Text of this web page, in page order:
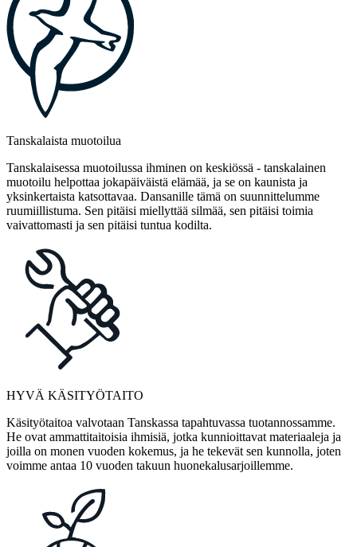
Tanskalaista muotoilua
Tanskalaisessa muotoilussa ihminen on keskiössä - tanskalainen
muotoilu helpottaa jokapäiväistä elämää, ja se on kaunista ja
yksinkertaista katsottavaa. Dansanille tämä on suunnittelumme
ruumiillistuma. Sen pitäisi miellyttää silmää, sen pitäisi toimia
vaivattomasti ja sen pitäisi tuntua kodilta.
HYVÄ KÄSITYÖTAITO
Käsityötaitoa valvotaan Tanskassa tapahtuvassa tuotannossamme.
He ovat ammattitaitoisia ihmisiä, jotka kunnioittavat materiaaleja ja
joilla on monen vuoden kokemus, ja he tekevät sen kunnolla, joten
voimme antaa 10 vuoden takuun huonekalusarjoillemme.